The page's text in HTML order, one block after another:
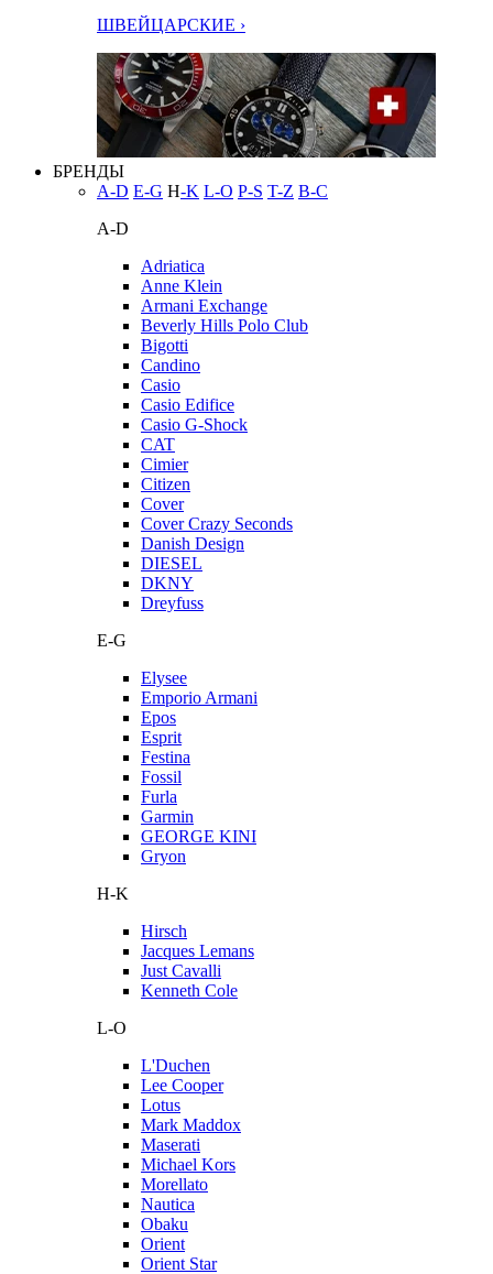
ШВЕЙЦАРСКИЕ ›
БРЕНДЫ
A-D E-G H-K L-O P-S T-Z В-С
A-D
Adriatica
Anne Klein
Armani Exchange
Beverly Hills Polo Club
Bigotti
Candino
Casio
Casio Edifice
Casio G-Shock
CAT
Cimier
Citizen
Cover
Cover Crazy Seconds
Danish Design
DIESEL
DKNY
Dreyfuss
E-G
Elysee
Emporio Armani
Epos
Esprit
Festina
Fossil
Furla
Garmin
GEORGE KINI
Gryon
H-K
Hirsch
Jacques Lemans
Just Cavalli
Kenneth Cole
L-O
L'Duchen
Lee Cooper
Lotus
Mark Maddox
Maserati
Michael Kors
Morellato
Nautica
Obaku
Orient
Orient Star